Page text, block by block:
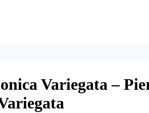
Variegata –